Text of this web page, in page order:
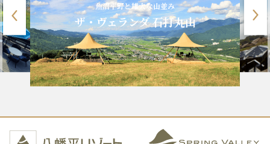
魚沼平野と雄大な山並み
ザ・ヴェランダ 石打丸山